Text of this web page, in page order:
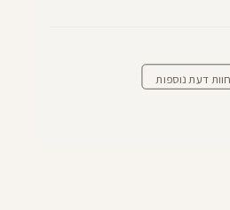
דעת נוספות